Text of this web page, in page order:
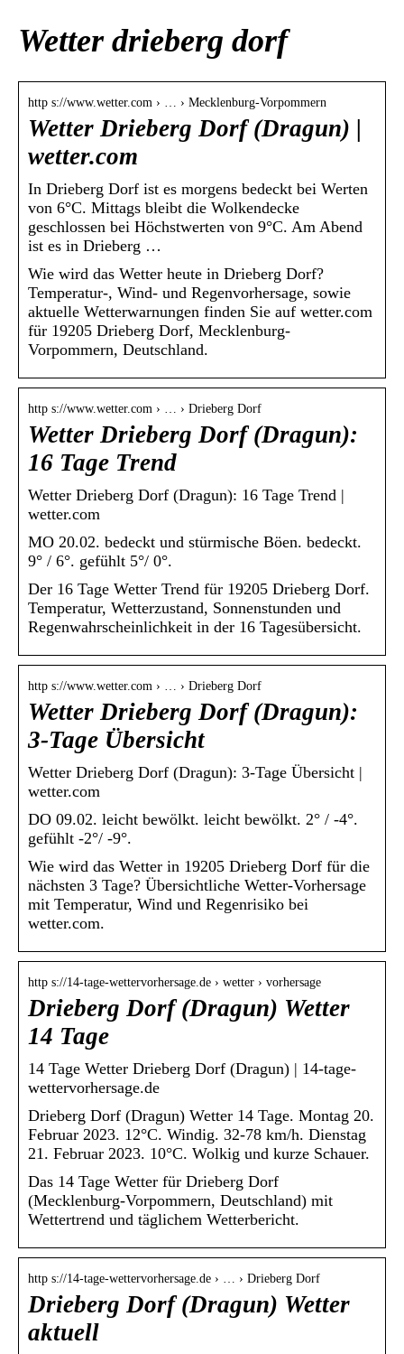
Wetter drieberg dorf
http s://www.wetter.com › … › Mecklenburg-Vorpommern
Wetter Drieberg Dorf (Dragun) |
wetter.com
In Drieberg Dorf ist es morgens bedeckt bei Werten
von 6°C. Mittags bleibt die Wolkendecke
geschlossen bei Höchstwerten von 9°C. Am Abend
ist es in Drieberg …
Wie wird das Wetter heute in Drieberg Dorf?
Temperatur-, Wind- und Regenvorhersage, sowie
aktuelle Wetterwarnungen finden Sie auf wetter.com
für 19205 Drieberg Dorf, Mecklenburg-
Vorpommern, Deutschland.
http s://www.wetter.com › … › Drieberg Dorf
Wetter Drieberg Dorf (Dragun):
16 Tage Trend
Wetter Drieberg Dorf (Dragun): 16 Tage Trend |
wetter.com
MO 20.02. bedeckt und stürmische Böen. bedeckt.
9° / 6°. gefühlt 5°/ 0°.
Der 16 Tage Wetter Trend für 19205 Drieberg Dorf.
Temperatur, Wetterzustand, Sonnenstunden und
Regenwahrscheinlichkeit in der 16 Tagesübersicht.
http s://www.wetter.com › … › Drieberg Dorf
Wetter Drieberg Dorf (Dragun):
3-Tage Übersicht
Wetter Drieberg Dorf (Dragun): 3-Tage Übersicht |
wetter.com
DO 09.02. leicht bewölkt. leicht bewölkt. 2° / -4°.
gefühlt -2°/ -9°.
Wie wird das Wetter in 19205 Drieberg Dorf für die
nächsten 3 Tage? Übersichtliche Wetter-Vorhersage
mit Temperatur, Wind und Regenrisiko bei
wetter.com.
http s://14-tage-wettervorhersage.de › wetter › vorhersage
Drieberg Dorf (Dragun) Wetter
14 Tage
14 Tage Wetter Drieberg Dorf (Dragun) | 14-tage-
wettervorhersage.de
Drieberg Dorf (Dragun) Wetter 14 Tage. Montag 20.
Februar 2023. 12°C. Windig. 32-78 km/h. Dienstag
21. Februar 2023. 10°C. Wolkig und kurze Schauer.
Das 14 Tage Wetter für Drieberg Dorf
(Mecklenburg-Vorpommern, Deutschland) mit
Wettertrend und täglichem Wetterbericht.
http s://14-tage-wettervorhersage.de › … › Drieberg Dorf
Drieberg Dorf (Dragun) Wetter
aktuell